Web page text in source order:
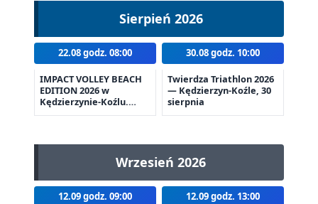
Sierpień 2026
22.08 godz. 08:00
IMPACT VOLLEY BEACH
EDITION 2026 w
Kędzierzynie-Koźlu.
Plażówka wraca na
30.08 godz. 10:00
Twierdza Triathlon 2026
— Kędzierzyn-Koźle, 30
sierpnia
Wrzesień 2026
12.09 godz. 09:00 12.09 godz. 13:00